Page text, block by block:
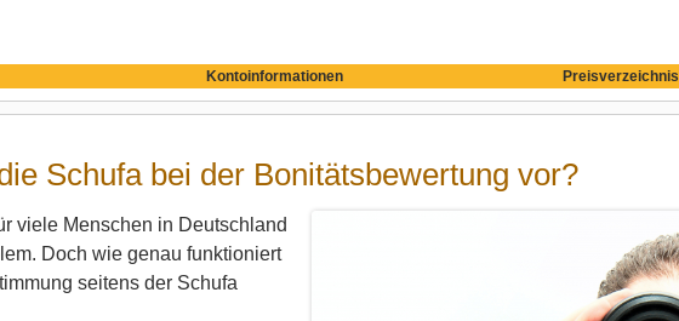
Kontoinformationen Preisverzeichnis
Schufa bei der Bonitätsbewertung vor?
viele Menschen in Deutschland
Doch wie genau funktioniert
seitens der Schufa